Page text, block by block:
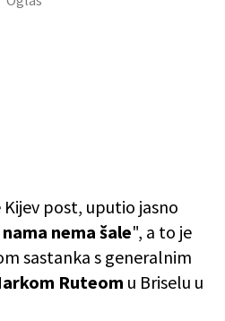
Kijev post, uputio jasno
nama nema šale", a to je
sastanka s generalnim
Ruteom u Briselu u